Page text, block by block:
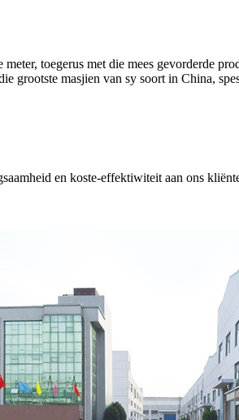
toegerus met die mees gevorderde
grootste masjien van sy soort in China,
en koste-effektiwiteit aan ons